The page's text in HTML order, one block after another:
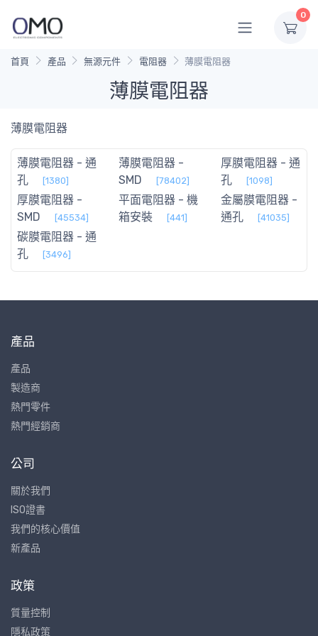
0
首頁 產品 無源元件 電阻器 薄膜電阻器
薄膜電阻器
薄膜電阻器
薄膜電阻器 - 通
孔
[1380]
薄膜電阻器 -
SMD
[78402]
厚膜電阻器 - 通
孔
[1098]
厚膜電阻器 -
SMD
[45534]
平面電阻器 - 機
箱安裝
[441]
金屬膜電阻器 -
通孔
[41035]
碳膜電阻器 - 通
孔
[3496]
產品
產品
製造商
熱門零件
熱門經銷商
公司
關於我們
ISO證書
我們的核心價值
新產品
政策
質量控制
隱私政策